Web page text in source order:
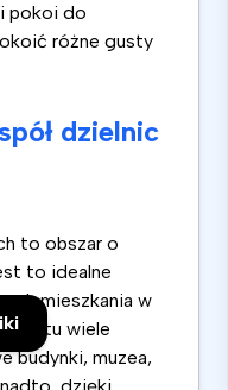
pokoi do
różne gusty
dzielnic
to obszar o
to idealne
mieszkania w
się tu wiele
budynki, muzea,